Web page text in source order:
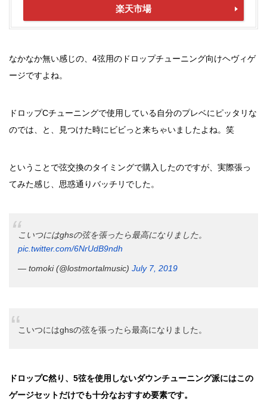
楽天市場
なかなか無い感じの、4弦用のドロップチューニング向けヘヴィゲ
ージですよね。
ドロップCチューニングで使用している自分のプレベにピッタリな
のでは、と、見つけた時にビビっと来ちゃいましたよね。笑
ということで弦交換のタイミングで購入したのですが、実際張っ
てみた感じ、思惑通りバッチリでした。
こいつにはghsの弦を張ったら最高になりました。
pic.twitter.com/6NrUdB9ndh
— tomoki (@lostmortalmusic) July 7, 2019
こいつにはghsの弦を張ったら最高になりました。
ドロップC然り、5弦を使用しないダウンチューニング派にはこの
ゲージセットだけでも十分なおすすめ要素です。